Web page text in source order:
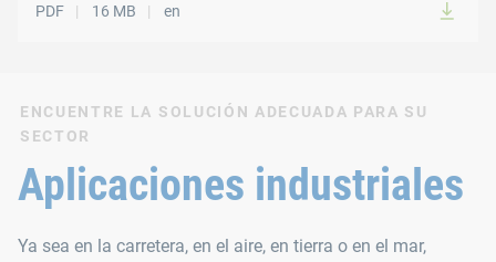
PDF 16 MB en
ENCUENTRE LA SOLUCIÓN ADECUADA PARA SU
SECTOR
Aplicaciones industriales
Ya sea en la carretera, en el aire, en tierra o en el mar,